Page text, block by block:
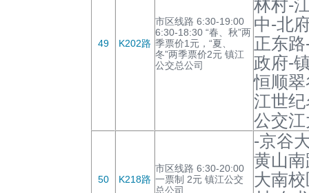
49 K202路
市区线路 6:30-19:00
6:30-18:30 “春、秋”两
季票价1元，“夏、
冬”两季票价2元 镇江
公交总公司
林村-
中-北
正东
政府-
恒顺
江世
公交
50 K218路
市区线路 6:30-20:00
一票制 2元 镇江公交
总公司
-京谷
黄山
大南